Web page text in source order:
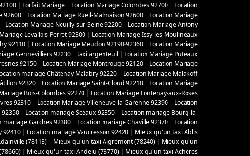
| Forfait Mariage | Location Mariage Colombes 92700 | Location
92600 | Location Mariage Rueil-Malmaison 92600 | Location Mariage
| Location Mariage Neuilly-sur-Seine 92200 | Location Mariage Antony
Levallois-Perret 92300 | Location Mariage Issy-les-Moulineaux
92110 | Location Mariage Meudon 92190-92360 | Location Mariage
Gennevilliers 92230 | taxi argenteuil | Location Mariage Puteaux
92150 | Location Mariage Montrouge 92120 | Location Mariage
mariage Châtenay Malabry 92220 | Location Mariage Malakoff
92320 | Location Mariage Saint-Cloud 92210 | Location Mariage
Bois-Colombes 92270 | Location Mariage Fontenay-aux-Roses
92310 | Location Mariage Villeneuve-la-Garenne 92390 | Location
92350 | Location mariage Sceaux 92350 | Location mariage Bourg-la-
mariage Garches 92380 | Location mariage Chaville 92370 | Location
92410 | Location mariage Vaucresson 92420 | Mieux qu'un taxi Ablis
(78113) | Mieux qu'un taxi Aigremont (78240) | Mieux qu'un
| Mieux qu'un taxi Andelu (78770) | Mieux qu'un taxi Achères